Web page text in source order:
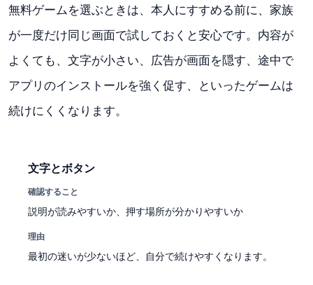
無料ゲームを選ぶときは、本人にすすめる前に、家族
が一度だけ同じ画面で試しておくと安心です。内容が
よくても、文字が小さい、広告が画面を隠す、途中で
アプリのインストールを強く促す、といったゲームは
続けにくくなります。
文字とボタン
確認すること
説明が読みやすいか、押す場所が分かりやすいか
理由
最初の迷いが少ないほど、自分で続けやすくなります。